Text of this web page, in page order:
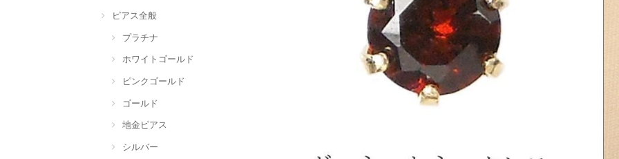
ピアス全般
プラチナ
ホワイトゴールド
ピンクゴールド
ゴールド
地金ピアス
シルバー